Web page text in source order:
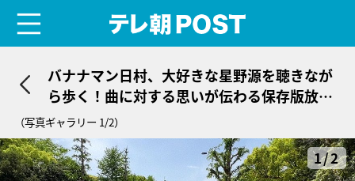
バナナマン日村、大好きな星野源を聴きなが
ら歩く！曲に対する思いが伝わる保存版放送
回
（写真ギャラリー 1/2）
1/2